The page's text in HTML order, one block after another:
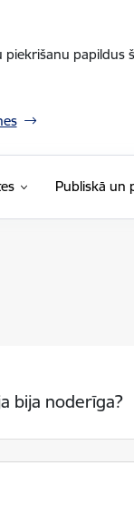
Publiskā un
bija noderīga?